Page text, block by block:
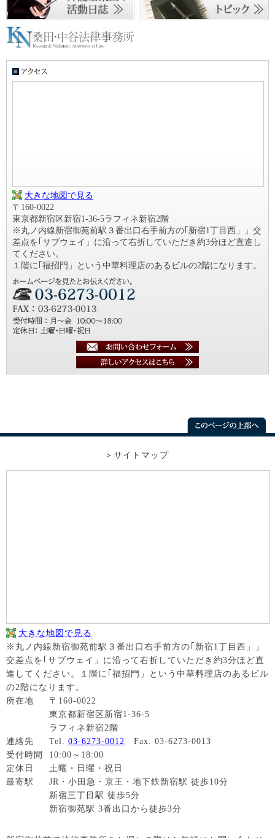
大きな地図で見る
〒160-0022
東京都新宿区新宿1-36-5ラフィネ新宿2階
※丸ノ内線新宿御苑前駅３番出口右手前方の｢新宿1丁目西」」交
差点を｢サブウェイ」に沿って右折していただき約3分ほど直進し
てください。
１階に｢福招門」という中華料理店のあるビルの2階になります。
サイトマップ
大きな地図で見る
※丸ノ内線新宿御苑前駅３番出口右手前方の｢新宿1丁目西」」
交差点を｢サブウェイ」に沿って右折していただき約3分ほど直
進してください。１階に｢福招門」という中華料理店のあるビル
の2階になります。
所在地
〒160-0022
東京都新宿区新宿1-36-5
ラフィネ新宿2階
連絡先
Tel. 03-6273-0012
Fax. 03-6273-0013
受付時間
10:00～18:00
定休日
土曜・日曜・祝日
最寄駅
JR・小田急・京王・地下鉄新宿駅 徒歩10分
新宿三丁目駅 徒歩5分
新宿御苑駅 3番出口から徒歩3分